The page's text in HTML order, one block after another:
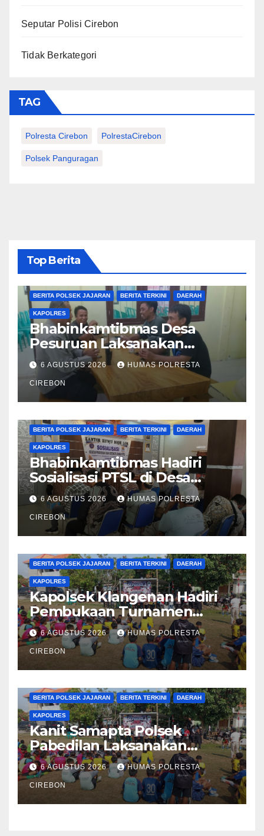
Seputar Polisi Cirebon
Tidak Berkategori
TAG
Polresta Cirebon PolrestaCirebon
Polsek Panguragan
Top Berita
BERITA POLSEK JAJARAN BERITA TERKINI DAERAH
KAPOLRES
Bhabinkamtibmas Desa
Pesuruan Laksanakan
Sambang Dialogis, Perkuat
Sinergi dengan Masyarakat
6 AGUSTUS 2026 HUMAS POLRESTA
CIREBON
BERITA POLSEK JAJARAN BERITA TERKINI DAERAH
KAPOLRES
Bhabinkamtibmas Hadiri
Sosialisasi PTSL di Desa
Bodelor, Edukasi Kamtibmas
dan Layanan 110 Turut
Disampaikan kepada Warga
6 AGUSTUS 2026 HUMAS POLRESTA
CIREBON
BERITA POLSEK JAJARAN BERITA TERKINI DAERAH
KAPOLRES
Kapolsek Klangenan Hadiri
Pembukaan Turnamen
Sepak Bola Mini U12 Se-
Kecamatan Jamblang
6 AGUSTUS 2026 HUMAS POLRESTA
CIREBON
BERITA POLSEK JAJARAN BERITA TERKINI DAERAH
KAPOLRES
Kanit Samapta Polsek
Pabedilan Laksanakan
Patroli Dialogis di
Minimarket, Cegah
Gangguan Kamtibmas
6 AGUSTUS 2026 HUMAS POLRESTA
CIREBON